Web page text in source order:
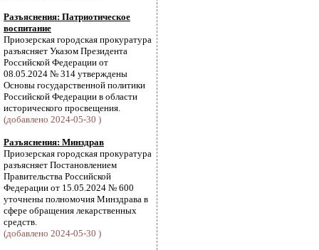
Разъяснения: Патриотическое
воспитание
Приозерская городская прокуратура
разъясняет Указом Президента
Российской Федерации от
08.05.2024 № 314 утверждены
Основы государственной политики
Российской Федерации в области
исторического просвещения.
(добавлено 2024-05-30 )
Разъяснения: Минздрав
Приозерская городская прокуратура
разъясняет Постановлением
Правительства Российской
Федерации от 15.05.2024 № 600
уточнены полномочия Минздрава в
сфере обращения лекарственных
средств.
(добавлено 2024-05-30 )